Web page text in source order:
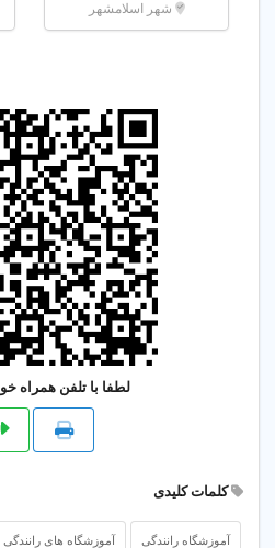
شهر اسلامشهر
لطفا با تلفن همراه
کلمات کلیدی
آموزشگاه رانندگی آموزشگاه های رانندگی